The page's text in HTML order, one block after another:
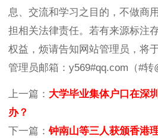
息、交流和学习之目的，不做商
担相关法律责任。若有来源标注
权益，烦请告知网站管理员，将
管理员邮箱：y569#qq.com（#转
上一篇： 大学毕业集体户口在深
办？
下一篇： 钟南山等三人获颁香港